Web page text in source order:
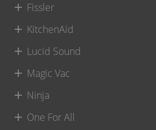
Fissler
KitchenAid
Lucid Sound
Magic Vac
Ninja
One For All